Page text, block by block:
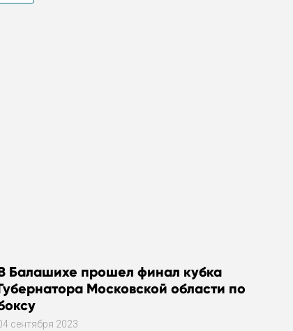
Балашихе прошел финал кубка
Московской области по
сентября 2023